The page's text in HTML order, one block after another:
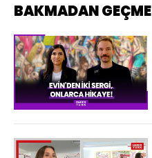
BAKMADAN GEÇME